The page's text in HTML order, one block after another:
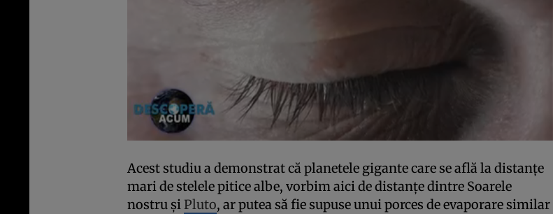
Acest studiu a demonstrat că planetele gigante care se află la distanţe
mari de stelele pitice albe, vorbim aici de distanţe dintre Soarele
nostru şiPluto, ar putea să fie supuse unui porces de evaporare similar